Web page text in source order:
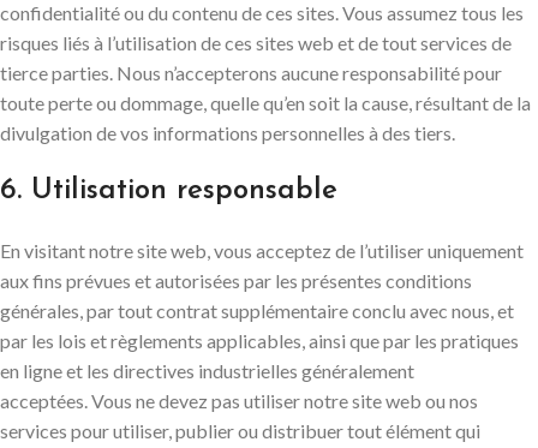
confidentialité ou du contenu de ces sites. Vous assumez tous les
risques liés à l’utilisation de ces sites web et de tout services de
tierce parties. Nous n’accepterons aucune responsabilité pour
toute perte ou dommage, quelle qu’en soit la cause, résultant de la
divulgation de vos informations personnelles à des tiers.
6. Utilisation responsable
En visitant notre site web, vous acceptez de l’utiliser uniquement
aux fins prévues et autorisées par les présentes conditions
générales, par tout contrat supplémentaire conclu avec nous, et
par les lois et règlements applicables, ainsi que par les pratiques
en ligne et les directives industrielles généralement
acceptées. Vous ne devez pas utiliser notre site web ou nos
services pour utiliser, publier ou distribuer tout élément qui